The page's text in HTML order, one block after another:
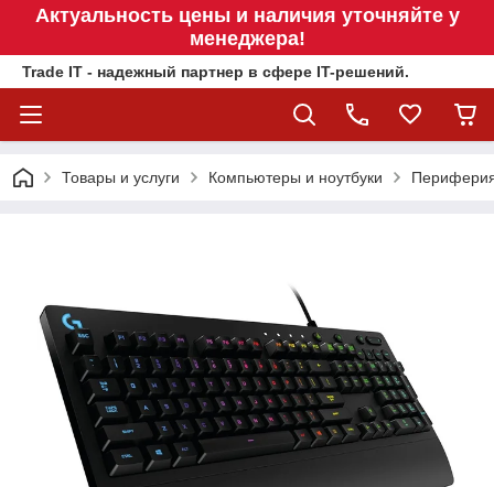
Актуальность цены и наличия уточняйте у
менеджера!
Trade IT - надежный партнер в сфере IT-решений.
Товары и услуги Компьютеры и ноутбуки